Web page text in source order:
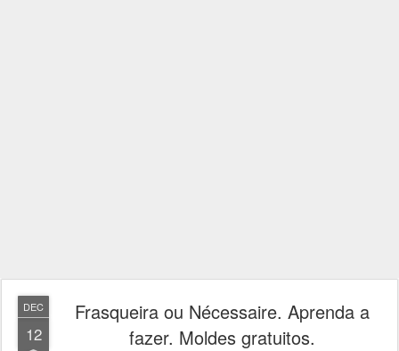
DEC
12
Frasqueira ou Nécessaire. Aprenda a
fazer. Moldes gratuitos.